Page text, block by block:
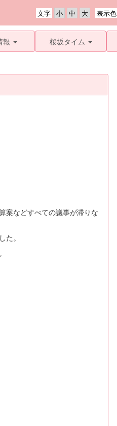
表示色
文字
報 桜坂タイム
案などすべての議事が滞りな
。